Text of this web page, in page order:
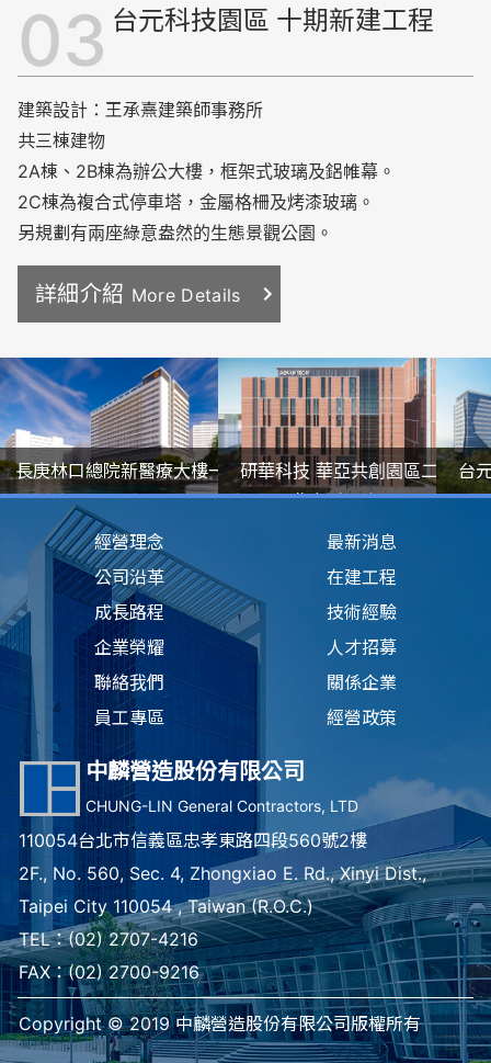
台元科技園區 十期新建工程
建築設計：王承熹建築師事務所
共三棟建物
2A棟、2B棟為辦公大樓，框架式玻璃及鋁帷幕。
2C棟為複合式停車塔，金屬格柵及烤漆玻璃。
另規劃有兩座綠意盎然的生態景觀公園。
詳細介紹 More Details
長庚林口總院新醫療大樓一
期工程
研華科技 華亞共創園區二
期新建工程
台
經營理念
公司沿革
成長路程
企業榮耀
聯絡我們
員工專區
最新消息
在建工程
技術經驗
人才招募
關係企業
經營政策
中麟營造股份有限公司
CHUNG-LIN General Contractors, LTD
110054台北市信義區忠孝東路四段560號2樓
2F., No. 560, Sec. 4, Zhongxiao E. Rd., Xinyi Dist.,
Taipei City 110054 , Taiwan (R.O.C.)
TEL：(02) 2707-4216
FAX：(02) 2700-9216
Copyright © 2019 中麟營造股份有限公司版權所有